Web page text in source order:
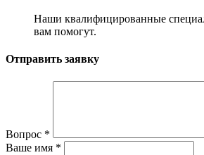
Наши квалифицированные
вам помогут.
Отправить заявку
Вопрос *
Ваше имя *